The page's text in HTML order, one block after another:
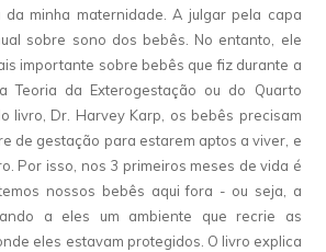
da minha maternidade. A julgar pela capa
sobre sono dos bebês. No entanto, ele
importante sobre bebês que fiz durante a
Teoria da Exterogestação ou do Quarto
livro, Dr. Harvey Karp, os bebês precisam
de gestação para estarem aptos a viver, e
Por isso, nos 3 primeiros meses de vida é
nossos bebês aqui fora - ou seja, a
a eles um ambiente que recrie as
eles estavam protegidos. O livro explica